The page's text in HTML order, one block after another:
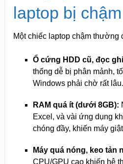
laptop bị chậm
Một chiếc laptop chậm thường
Ổ cứng HDD cũ, đọc
thống dễ bị phân mảnh,
Windows phải chờ rất lâu.
RAM quá ít (dưới 8GB):
Excel, và vài ứng dụng
chóng đầy, khiến máy
Máy quá nóng, keo tản
CPU/GPU cao khiến hệ